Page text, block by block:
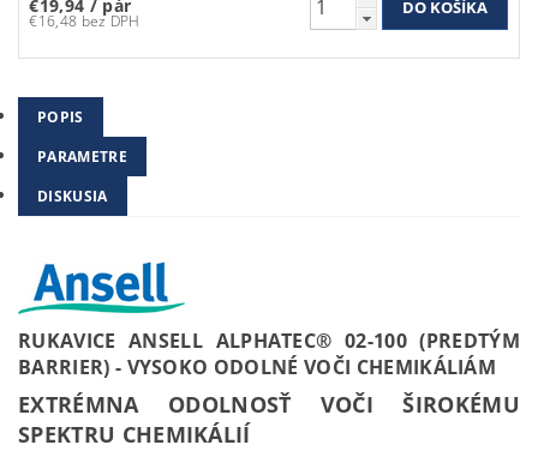
€19,94 / pár
€16,48 bez DPH
POPIS
PARAMETRE
DISKUSIA
RUKAVICE ANSELL ALPHATEC® 02-100 (PREDTÝM
BARRIER) - VYSOKO ODOLNÉ VOČI CHEMIKÁLIÁM
EXTRÉMNA ODOLNOSŤ VOČI ŠIROKÉMU
SPEKTRU CHEMIKÁLIÍ